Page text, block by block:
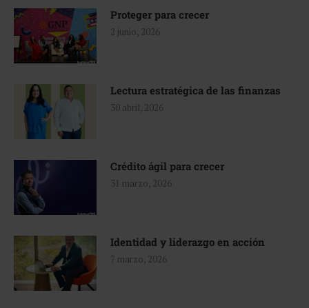
Proteger para crecer
2 junio, 2026
Lectura estratégica de las finanzas
30 abril, 2026
Crédito ágil para crecer
31 marzo, 2026
Identidad y liderazgo en acción
7 marzo, 2026